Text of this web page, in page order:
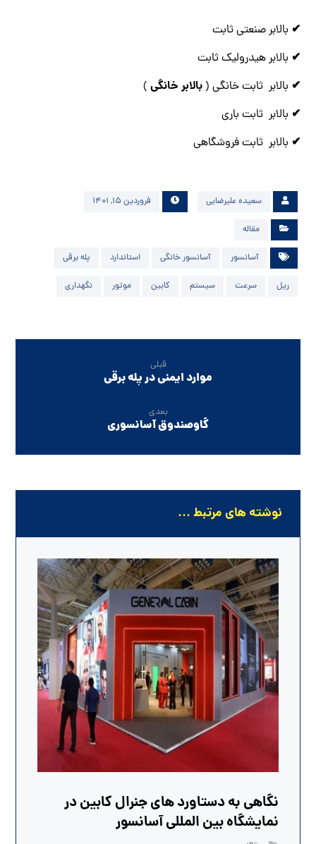
✔ بالابر صنعتی ثابت
✔ بالابر هیدرولیک ثابت
✔ بالابر ثابت خانگی (بالابر خانگی )
✔ بالابر ثابت باری
✔ بالابر ثابت فروشگاهی
سعیده علیرضایی فروردین ۱۵, ۱۴۰۱
مقاله
آسانسور آسانسور خانگی استاندارد پله برقی
ریل سرعت سیستم کابین موتور نگهداری
قبلی
موارد ایمنی در پله برقی
بعدی
گاوصندوق آسانسوری
نوشته های مرتبط ...
نگاهی به دستاورد های جنرال کابین در
نمایشگاه بین المللی آسانسور